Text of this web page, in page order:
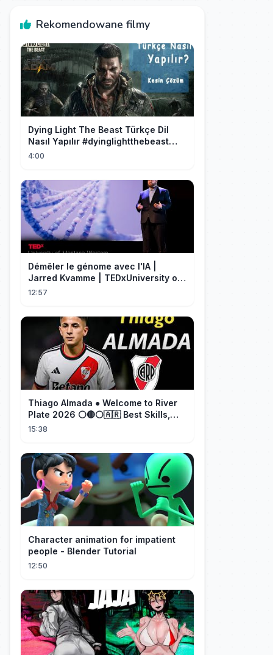
Rekomendowane filmy
Dying Light The Beast Türkçe Dil
Nasıl Yapılır #dyinglightthebeast
#gaming
4:00
Démêler le génome avec l'IA |
Jarred Kvamme | TEDxUniversity of
Montana Western
12:57
Thiago Almada ● Welcome to River
Plate 2026 ⚪🔴⚪🇦🇷 Best Skills,
Goals & Passes
15:38
Character animation for impatient
people - Blender Tutorial
12:50